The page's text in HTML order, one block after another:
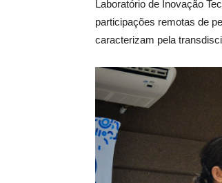
Laboratório de Inovação
participações remotas de
caracterizam pela